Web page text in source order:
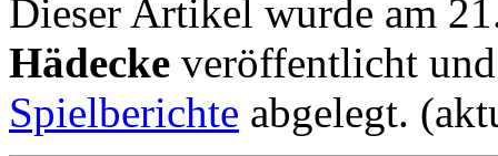
Dieser Artikel wurde am
Hädecke veröffentlicht
Spielberichte abgelegt.